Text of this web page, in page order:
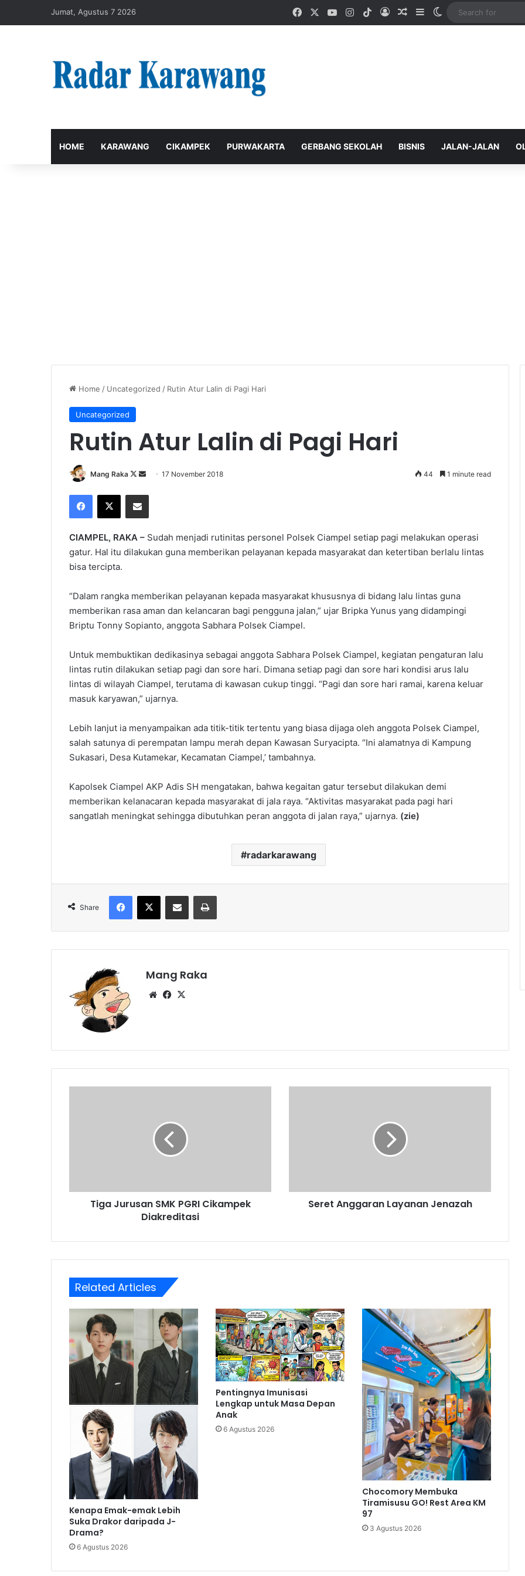
Jumat, Agustus 7 2026 FacebookYouTubeInstagram
TikTokLog InRandom Article
SidebarSwitch skin
HOME KARAWANG CIKAMPEK PURWAKARTA GERBANG SEKOLAH BISNIS JALAN-JALAN
Home / Uncategorized / Rutin Atur Lalin di Pagi Hari
Uncategorized
Rutin Atur Lalin di Pagi Hari
Mang Raka
Follow
X
Send17 November 2018 44 1 minute read
Facebook
X Share via Email
CIAMPEL, RAKA – Sudah menjadi rutinitas personel Polsek Ciampel setiap pagi melakukan operasi
gatur. Hal itu dilakukan guna memberikan pelayanan kepada masyarakat dan ketertiban berlalu lintas
bisa tercipta.
“Dalam rangka memberikan pelayanan kepada masyarakat khususnya di bidang lalu lintas guna
memberikan rasa aman dan kelancaran bagi pengguna jalan,” ujar Bripka Yunus yang didampingi
Briptu Tonny Sopianto, anggota Sabhara Polsek Ciampel.
Untuk membuktikan dedikasinya sebagai anggota Sabhara Polsek Ciampel, kegiatan pengaturan lalu
lintas rutin dilakukan setiap pagi dan sore hari. Dimana setiap pagi dan sore hari kondisi arus lalu
lintas di wilayah Ciampel, terutama di kawasan cukup tinggi. “Pagi dan sore hari ramai, karena keluar
masuk karyawan,” ujarnya.
Lebih lanjut ia menyampaikan ada titik-titik tertentu yang biasa dijaga oleh anggota Polsek Ciampel,
salah satunya di perempatan lampu merah depan Kawasan Suryacipta. “Ini alamatnya di Kampung
Sukasari, Desa Kutamekar, Kecamatan Ciampel,’ tambahnya.
Kapolsek Ciampel AKP Adis SH mengatakan, bahwa kegaitan gatur tersebut dilakukan demi
memberikan kelanacaran kepada masyarakat di jala raya. “Aktivitas masyarakat pada pagi hari
sangatlah meningkat sehingga dibutuhkan peran anggota di jalan raya,” ujarnya. (zie)
radarkarawang
Share
Facebook
X Share via Email Print
Mang Raka
WebsiteFacebook
Tiga Jurusan SMK PGRI Cikampek
Diakreditasi
Seret Anggaran Layanan Jenazah
Related Articles
Kenapa Emak-emak Lebih
Suka Drakor daripada J-
Drama?
6 Agustus 2026
Pentingnya Imunisasi
Lengkap untuk Masa Depan
Anak
6 Agustus 2026
Chocomory Membuka
Tiramisusu GO! Rest Area KM
97
3 Agustus 2026